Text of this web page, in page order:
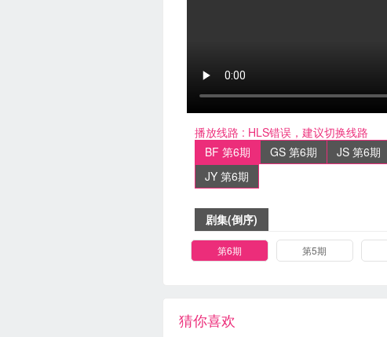
播放线路 : HLS错误，建议切换线路
BF 第6期
GS 第6期 JS 第6期
JY 第6期
剧集(倒序)
第6期 第5期
猜你喜欢